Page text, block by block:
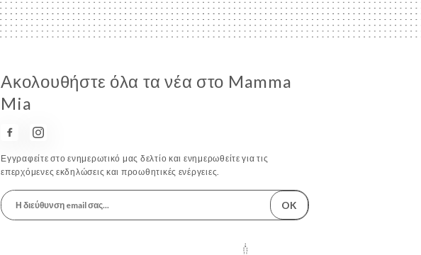
Ακολουθήστε όλα τα νέα στο Mamma
Mia
Εγγραφείτε στο ενημερωτικό μας δελτίο και ενημερωθείτε για τις
επερχόμενες εκδηλώσεις και προωθητικές ενέργειες.
OK